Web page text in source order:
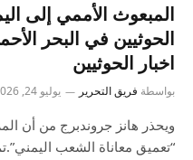
المبعوث الأممي إلى
الحوثيين في البحر
اخبار الحوثيين
بواسطة فريق التحرير يوليو 24, 2026
ويحذر هانز جروندبرج من أن
“تعميق معاناة الشعب اليمني”.تم النشر